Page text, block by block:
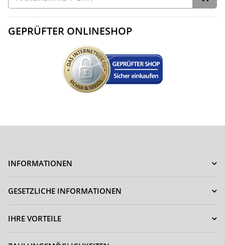
GEPRÜFTER ONLINESHOP
INFORMATIONEN
GESETZLICHE INFORMATIONEN
IHRE VORTEILE